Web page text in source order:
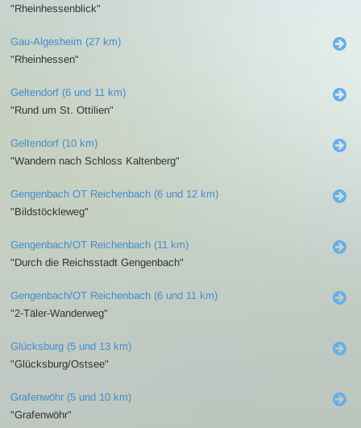
"Rheinhessenblick"
Gau-Algesheim (27 km)
"Rheinhessen"
Geltendorf (6 und 11 km)
"Rund um St. Ottilien"
Geltendorf (10 km)
"Wandern nach Schloss Kaltenberg"
Gengenbach OT Reichenbach (6 und 12 km)
"Bildstöckleweg"
Gengenbach/OT Reichenbach (11 km)
"Durch die Reichsstadt Gengenbach"
Gengenbach/OT Reichenbach (6 und 11 km)
"2-Täler-Wanderweg"
Glücksburg (5 und 13 km)
"Glücksburg/Ostsee"
Grafenwöhr (5 und 10 km)
"Grafenwöhr"